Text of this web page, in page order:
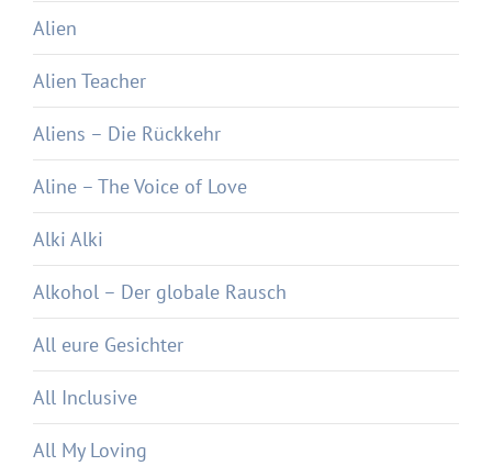
Alien
Alien Teacher
Aliens – Die Rückkehr
Aline – The Voice of Love
Alki Alki
Alkohol – Der globale Rausch
All eure Gesichter
All Inclusive
All My Loving